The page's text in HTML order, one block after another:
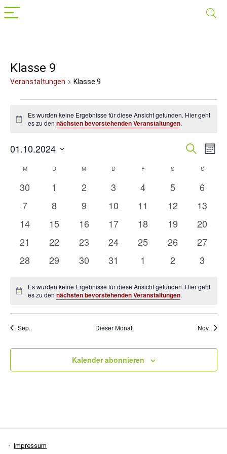
Klasse 9
Veranstaltungen Klasse 9
Hinweis
Es wurden keine Ergebnisse für diese Ansicht gefunden. Hier geht
es zu dennächsten bevorstehenden Veranstaltungen.
Suche
Suche
Monat
01.10.2024
wählen.
Kalender
von
Veranstaltungen
MMONTAG D DIENSTAGM MITTWOCH
DDONNERSTAG
FFREITAG S SAMSTAGS
0
Veranstaltungen
30
0
Veranstaltungen
1
0
Veranstaltungen
2
0
Veranstaltungen
3
0
Veranstaltungen
4
0
5
0
6
0
Veranstaltungen
7
0
Veranstaltungen
8
0
Veranstaltungen
9
0
Veranstaltungen
10
0
Veranstaltungen
11
0
12
0
13
0
Veranstaltungen
14
0
Veranstaltungen
15
0
Veranstaltungen
16
0
Veranstaltungen
17
0
Veranstaltungen
18
0
19
0
20
0
Veranstaltungen
21
0
Veranstaltungen
22
0
Veranstaltungen
23
0
Veranstaltungen
24
0
Veranstaltungen
25
0
26
0
27
0
28
0
29
0
30
0
31
0
1
0
2
0
3
Hinweis
Es wurden keine Ergebnisse für diese Ansicht gefunden. Hier geht
es zu dennächsten bevorstehenden Veranstaltungen.
Sep. Dieser Monat Nov.
Kalender abonnieren
Impressum